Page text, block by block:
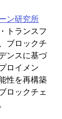
ン研究所
トランスフ
ブロックチ
ンスに基づ
ロイメン
性を再構築
ロックチェ